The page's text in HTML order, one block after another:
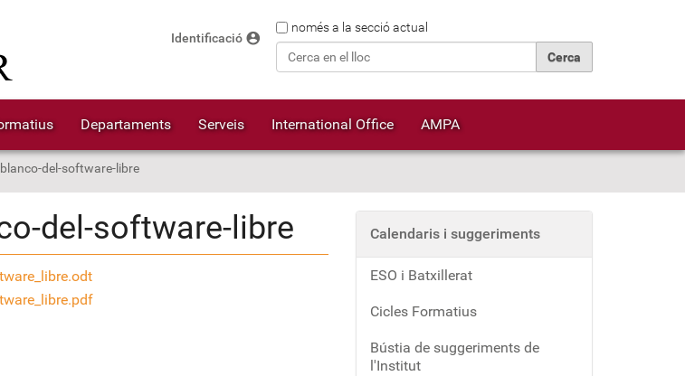
Cercanomés a la secció actual
Identificació account_circle
Departaments Serveis International Office AMPA
del-software-libre
del-software-libre Calendaris i suggeriments
ESO i Batxillerat
Cicles Formatius
Bústia de suggeriments de
l'Institut